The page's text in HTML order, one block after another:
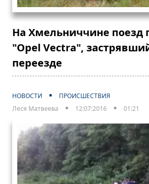
На Хмельниччине поезд
"Opel Vectra",
переезде
НОВОСТИ
ПРОИСШЕСТВИЯ
Леся Матвеева
12:07:2016 01:21